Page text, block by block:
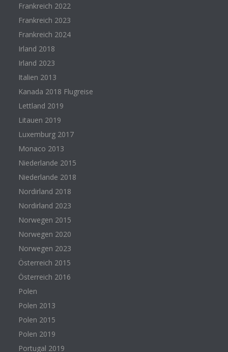
Frankreich 2022
Frankreich 2023
Frankreich 2024
Irland 2018
Irland 2023
Italien 2013
Kanada 2018 Flugreise
Lettland 2019
Litauen 2019
Luxemburg 2017
Monaco 2013
Niederlande 2015
Niederlande 2018
Nordirland 2018
Nordirland 2023
Norwegen 2015
Norwegen 2020
Norwegen 2023
Österreich 2015
Österreich 2016
Polen
Polen 2013
Polen 2015
Polen 2019
Portugal 2019